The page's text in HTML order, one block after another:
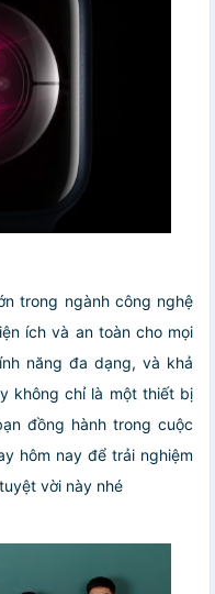
trong ngành công nghệ
ích và an toàn cho mọi
năng đa dạng, và khả
không chỉ là một thiết bị
đồng hành trong cuộc
hôm nay để trải nghiệm
vời này nhé